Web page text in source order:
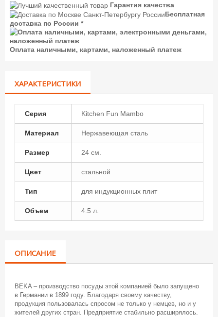
Гарантия качества
Бесплатная
доставка по России *
Оплата наличными, картами, наложенный платеж
ХАРАКТЕРИСТИКИ
Серия Kitchen Fun Mambo
Материал Нержавеющая сталь
Размер 24 см.
Цвет стальной
Тип для индукционных плит
Объем 4.5 л.
ОПИСАНИЕ
BEKA – производство посуды этой компанией было запущено
в Германии в 1899 году. Благодаря своему качеству,
продукция пользовалась спросом не только у немцев, но и у
жителей других стран. Предприятие стабильно расширялось.